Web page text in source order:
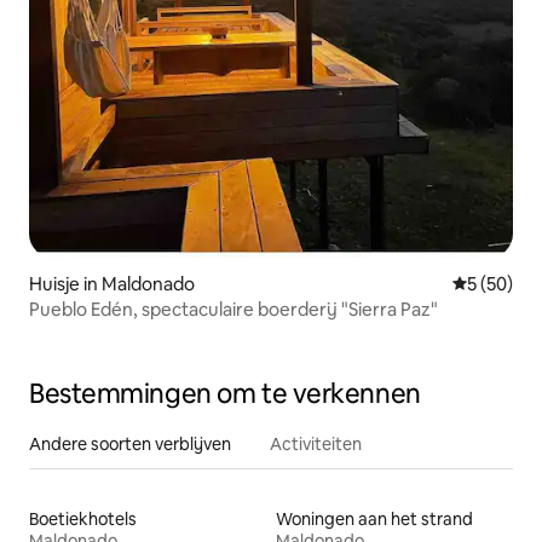
Huisje in Maldonado
5 (50)
Pueblo Edén, spectaculaire boerderij "Sierra Paz"
Bestemmingen om te verkennen
Andere soorten verblijven Activiteiten
Boetiekhotels
Woningen aan het strand